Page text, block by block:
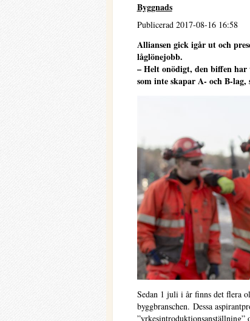
Byggnads
Publicerad 2017-08-16 16:58
Alliansen gick igår ut och
låglönejobb.
– Helt onödigt, den biffen
som inte skapar A- och B-
Sedan 1 juli i år finns det flera
byggbranschen. Dessa
”yrkesintroduktionsanställning”